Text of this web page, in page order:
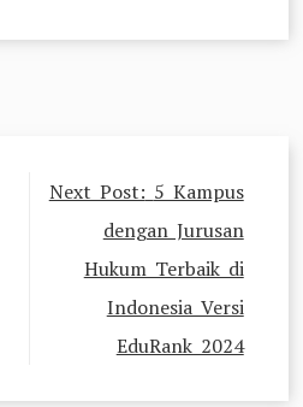
Next Post: 5 Kampus
dengan Jurusan
Hukum Terbaik di
Indonesia Versi
EduRank 2024